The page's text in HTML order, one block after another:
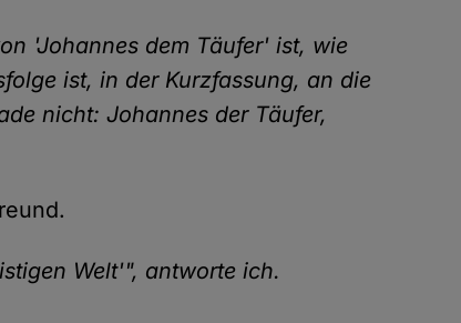
'Johannes dem Täufer' ist, wie
ist, in der Kurzfassung, an die
nicht: Johannes der Täufer,
Welt'", antworte ich.